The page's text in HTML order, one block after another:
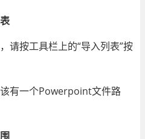
按工具栏上的“导入列表”按
有一个Powerpoint文件路